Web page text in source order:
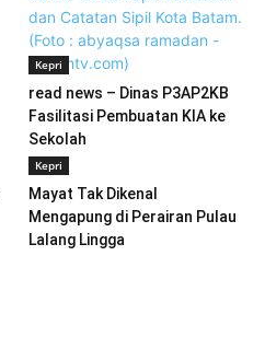
Kepri
read news – Dinas P3AP2KB
Fasilitasi Pembuatan KIA ke
Sekolah
Kepri
Mayat Tak Dikenal
Mengapung di Perairan Pulau
Lalang Lingga